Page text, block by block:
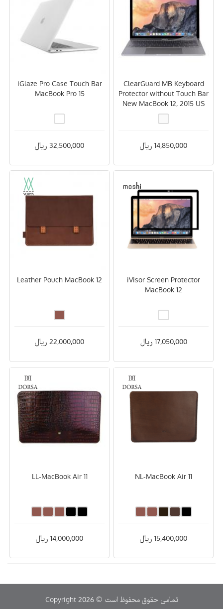
ClearGuard MB Keyboard
Protector without Touch Bar
New MacBook 12, 2015 US
14,850,000 ریال
iGlaze Pro Case Touch Bar
MacBook Pro 15
32,500,000 ریال
iVisor Screen Protector
MacBook 12
17,050,000 ریال
Leather Pouch MacBook 12
22,000,000 ریال
NL-MacBook Air 11
15,400,000 ریال
LL-MacBook Air 11
14,000,000 ریال
Copyright 2026 © تمامی حقوق محفوظ است